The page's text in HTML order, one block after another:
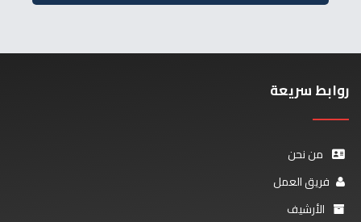
روابط سريعة
من نحن
فريق العمل
الأرشيف